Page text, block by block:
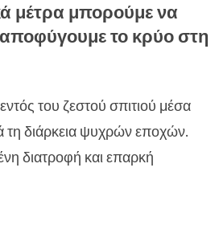
μέτρα μπορούμε να
το κρύο στη
του ζεστού σπιτιού μέσα
τη διάρκεια ψυχρών εποχών.
διατροφή και επαρκή